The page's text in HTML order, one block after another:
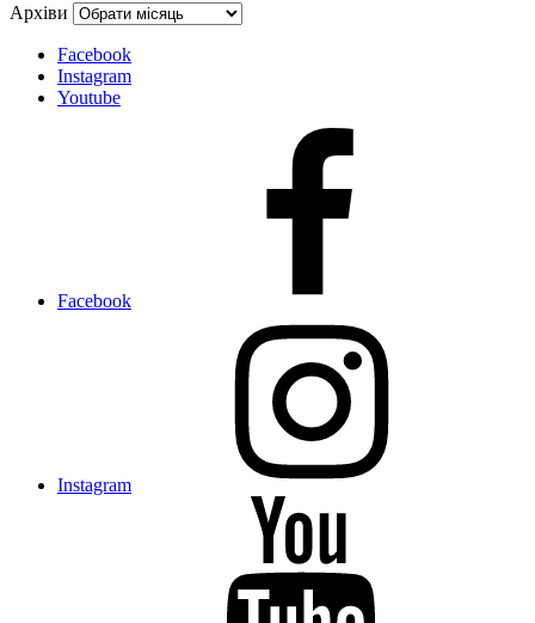
Архіви
Facebook
Instagram
Youtube
Facebook
Instagram